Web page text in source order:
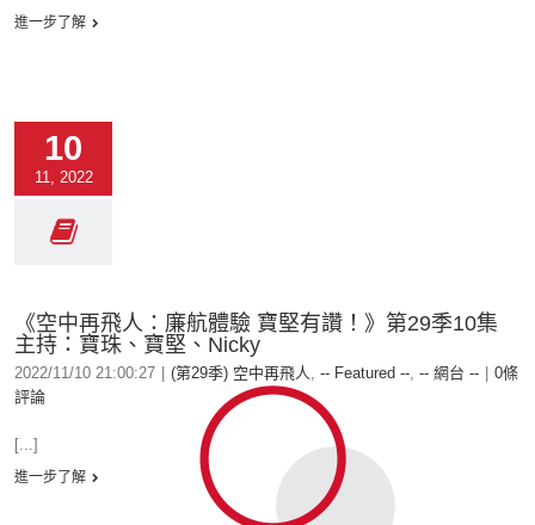
進一步了解
10
11, 2022
《空中再飛人：廉航體驗 寶堅有讚！》第29季10集
主持：寶珠、寶堅、Nicky
2022/11/10 21:00:27 (第29季) 空中再飛人, -- Featured --, -- 網台 --
0條
評論
[...]
進一步了解